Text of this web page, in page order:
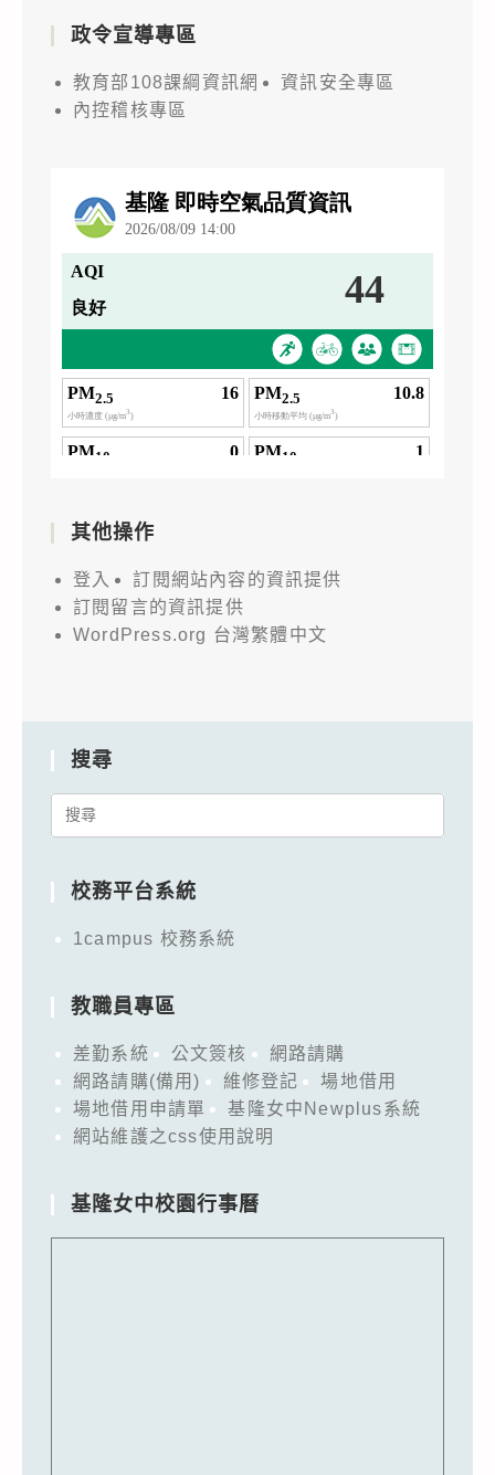
政令宣導專區
教育部108課綱資訊網
資訊安全專區
內控稽核專區
其他操作
登入
訂閱網站內容的資訊提供
訂閱留言的資訊提供
WordPress.org 台灣繁體中文
搜尋
Search
校務平台系統
1campus 校務系統
教職員專區
差勤系統 公文簽核
網路請購
網路請購(備用)
維修登記
場地借用
場地借用申請單
基隆女中Newplus系統
網站維護之css使用說明
基隆女中校園行事曆